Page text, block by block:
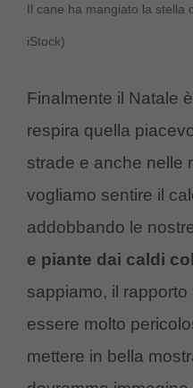
Il cane ha mangiato la stella
iStock)
Finalmente il Natale
respira quella
strade e anche nelle
vogliamo sentire il
addobbando le
e piante dai caldi
sappiamo, il
essere molto
mettere in bella